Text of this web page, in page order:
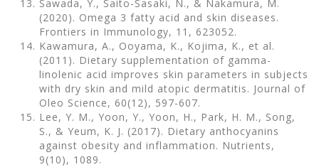
Sawada, Y., Saito-Sasaki, N., & Nakamura, M.
(2020). Omega 3 fatty acid and skin diseases.
Frontiers in Immunology, 11, 623052.
Kawamura, A., Ooyama, K., Kojima, K., et al.
(2011). Dietary supplementation of gamma-
linolenic acid improves skin parameters in subjects
with dry skin and mild atopic dermatitis. Journal of
Oleo Science, 60(12), 597-607.
Lee, Y. M., Yoon, Y., Yoon, H., Park, H. M., Song,
S., & Yeum, K. J. (2017). Dietary anthocyanins
against obesity and inflammation. Nutrients,
9(10), 1089.